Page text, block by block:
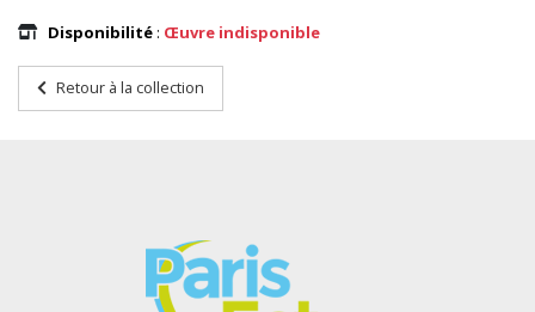
Disponibilité : Œuvre indisponible
Retour à la collection